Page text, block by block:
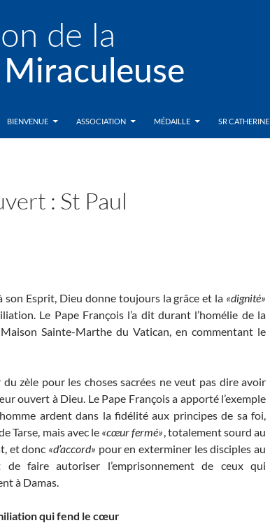
BIENVENUE ASSOCIATION MÉDAILLE SR CATHERINE
: St Paul
son Esprit, Dieu donne toujours la grâce et la «dignité»
Le Pape François l’a dit durant l’homélie de la
Sainte-Marthe du Vatican, en commentant le
du zèle pour les choses sacrées ne veut pas dire avoir
ouvert à Dieu. Le Pape François a apporté l’exemple
homme ardent dans la fidélité aux principes de sa foi,
Tarse, mais avec le «cœur fermé», totalement sourd au
et donc «d’accord» pour en exterminer les disciples au
de faire autoriser l’emprisonnement de ceux qui
à Damas.
qui fend le cœur